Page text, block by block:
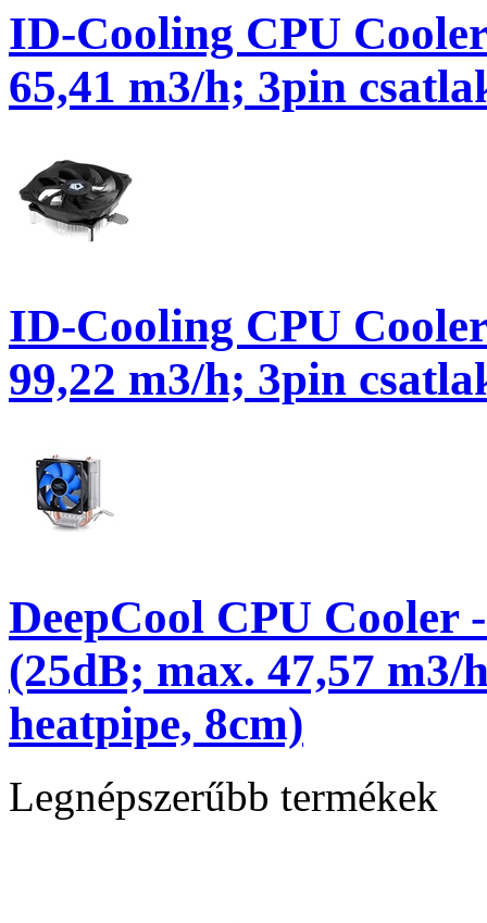
ID-Cooling CPU
65,41 m3/h; 3pin
ID-Cooling CPU
99,22 m3/h; 3pin
DeepCool CPU
(25dB; max. 47,57
heatpipe, 8cm)
Legnépszerűbb termékek